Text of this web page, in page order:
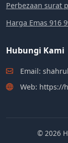
Perbezaan surat
Harga Emas 916
Hubungi Kami
Email:
Web: https://
© 2026